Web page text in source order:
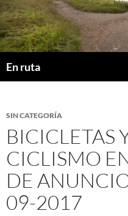
Saltar
al
contenido
En ruta
SIN CATEGORÍA
BICICLETAS
CICLISMO
DE
09-2017